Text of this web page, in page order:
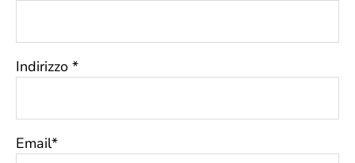
Indirizzo *
Email*